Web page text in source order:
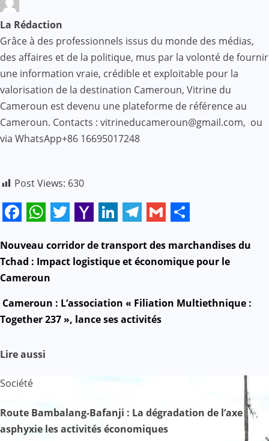
La Rédaction
Grâce à des professionnels issus du monde des médias,
des affaires et de la politique, mus par la volonté de fournir
une information vraie, crédible et exploitable pour la
valorisation de la destination Cameroun, Vitrine du
Cameroun est devenu une plateforme de référence au
Cameroun. Contacts : vitrineducameroun@gmail.com, ou
via WhatsApp+86 16695017248
Post Views: 630
Mail
N
a
v
i
g
a
i
Nouveau corridor de transport des marchandises du
Tchad : Impact logistique et économique pour le
Cameroun
Cameroun : L’association « Filiation Multiethnique :
Together 237 », lance ses activités
Lire aussi
Société
Route Bambalang-Bafanji : La dégradation de l’axe
asphyxie les activités économiques